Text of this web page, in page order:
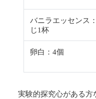
バニラエッセンス
じ1杯
卵白：4個
実験的探究心がある方